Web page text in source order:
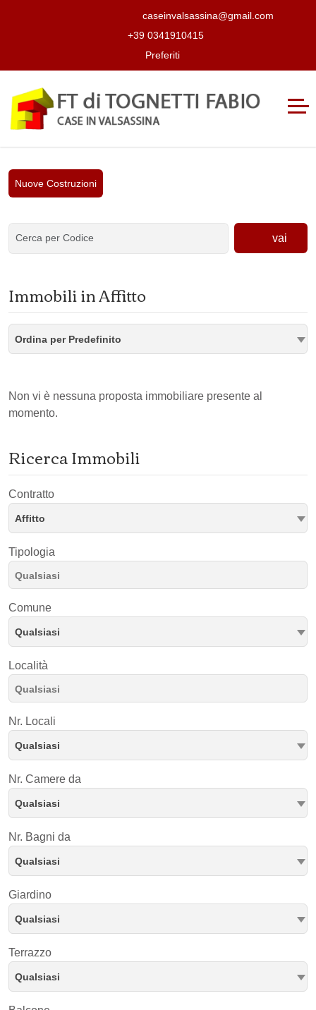
caseinvalsassina@gmail.com
+39 0341910415
Preferiti
Nuove Costruzioni
vai
Immobili in Affitto
Ordina per Predefinito
Non vi è nessuna proposta immobiliare presente al
momento.
Ricerca Immobili
Contratto
Affitto
Tipologia
Comune
Qualsiasi
Località
Nr. Locali
Qualsiasi
Nr. Camere da
Qualsiasi
Nr. Bagni da
Qualsiasi
Giardino
Qualsiasi
Terrazzo
Qualsiasi